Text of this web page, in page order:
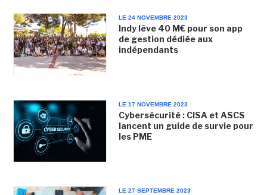
LE 24 NOVEMBRE 2023
Indy lève 40 M€ pour son app
de gestion dédiée aux
indépendants
LE 17 NOVEMBRE 2023
Cybersécurité : CISA et ASCS
lancent un guide de survie pour
les PME
LE 27 SEPTEMBRE 2023